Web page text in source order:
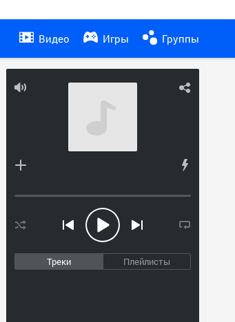
Видео Игры Группы
Треки Плейлисты